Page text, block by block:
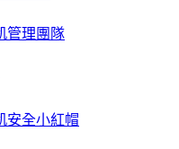
管理團隊
安全小紅帽